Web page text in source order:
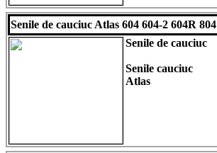
Senile de cauciuc Atlas 604 604-2 604R 804
Senile de cauciuc
Senile cauciuc
Atlas